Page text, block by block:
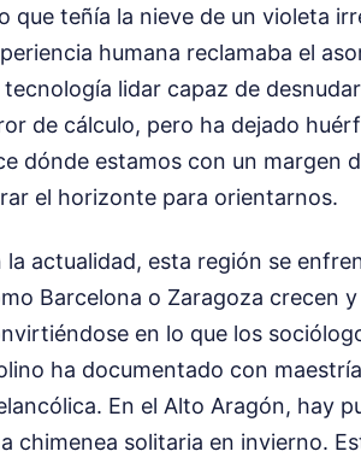
que teñía la nieve de un violeta
humana reclamaba el
tecnología lidar capaz de
de cálculo, pero ha dejado
dónde estamos con un margen
el horizonte para orientarnos.
la actualidad, esta región se
Barcelona o Zaragoza crecen
en lo que los
ha documentado con
En el Alto Aragón, hay
chimenea solitaria en invierno.